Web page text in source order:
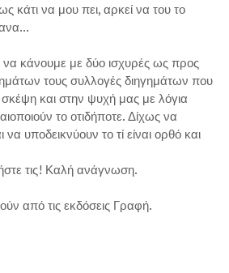
κάτι να μου πει, αρκεί να του το
να κάνουμε με δύο ισχυρές ως προς
τους συλλογές διηγημάτων που
σκέψη και στην ψυχή μας με λόγια
το οτιδήποτε. Δίχως να
υποδεικνύουν το τί είναι ορθό και
τις! Καλή ανάγνωση.
από τις εκδόσεις Γραφή.